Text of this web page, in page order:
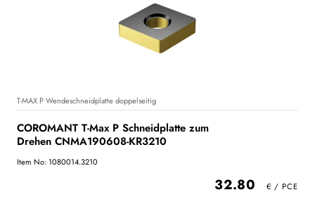
T-MAX P Wendeschneidplatte doppelseitig
COROMANT T-Max P Schneidplatte zum
Drehen CNMA190608-KR3210
Item No: 1080014.3210
32.80